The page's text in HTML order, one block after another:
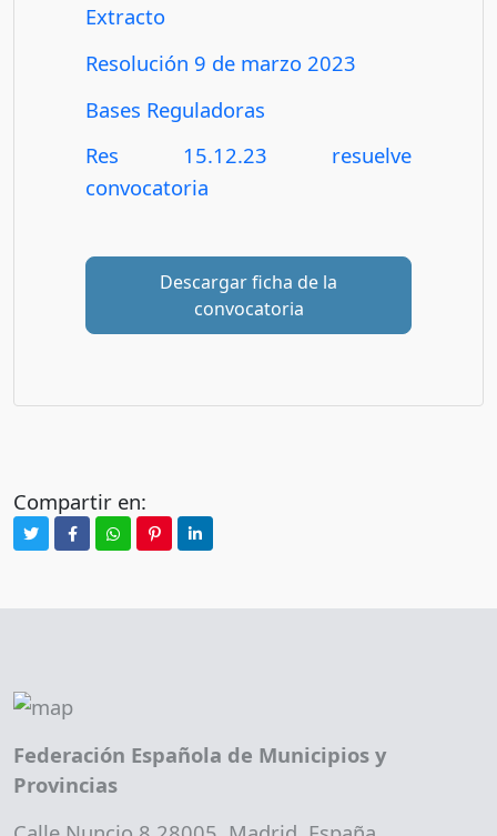
Extracto
Resolución 9 de marzo 2023
Bases Reguladoras
Res 15.12.23 resuelve
convocatoria
Descargar ficha de la
convocatoria
Compartir en:
Federación Española de Municipios y
Provincias